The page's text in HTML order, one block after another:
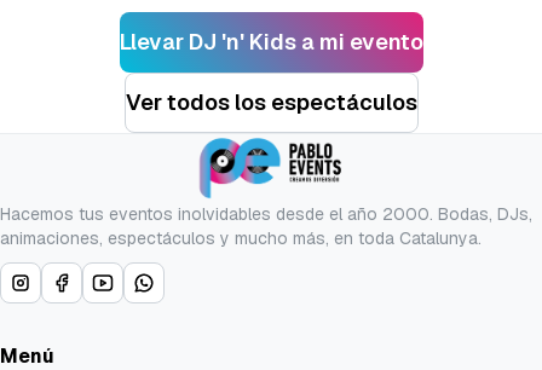
Llevar DJ 'n' Kidsa mi evento
Ver todos los espectáculos
Hacemos tus eventos inolvidables desde el año 2000. Bodas, DJs,
animaciones, espectáculos y mucho más, en toda Catalunya.
Menú